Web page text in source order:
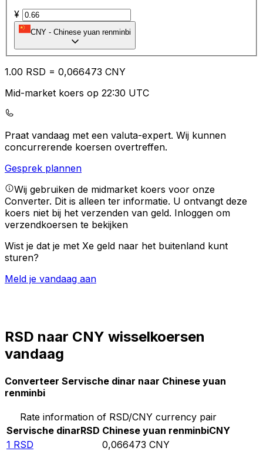
¥
CNY - Chinese yuan renminbi
1.00 RSD = 0,066473 CNY
Mid-market koers op 22:30 UTC
Praat vandaag met een valuta-expert. Wij kunnen
concurrerende koersen overtreffen.
Gesprek plannen
Wij gebruiken de midmarket koers voor onze
Converter. Dit is alleen ter informatie. U ontvangt deze
koers niet bij het verzenden van geld. Inloggen om
verzendkoersen te bekijken
Wist je dat je met Xe geld naar het buitenland kunt
sturen?
Meld je vandaag aan
RSD naar CNY wisselkoersen
vandaag
Converteer Servische dinar naar Chinese yuan
renminbi
Rate information of RSD/CNY currency pair
Servische dinarRSD Chinese yuan renminbiCNY
1 RSD 0,066473 CNY